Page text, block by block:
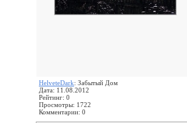
HelveteDark: Забытый Дом
Дата: 11.08.2012
Рейтинг: 0
Просмотры: 1722
Комментарии: 0